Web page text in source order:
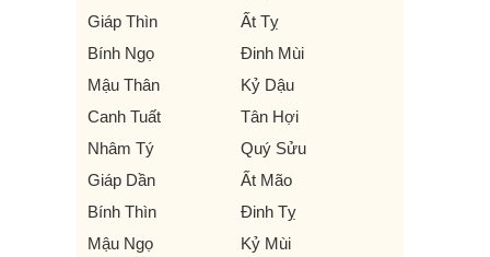
Giáp Thìn
Ất Tỵ
Bính Ngọ
Đinh Mùi
Mậu Thân
Kỷ Dậu
Canh Tuất
Tân Hợi
Nhâm Tý
Quý Sửu
Giáp Dần
Ất Mão
Bính Thìn
Đinh Tỵ
Mậu Ngọ
Kỷ Mùi